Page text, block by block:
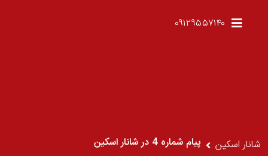
۰۹۱۲۹۵۵۷۱۴۰
شانار اسکین پیام شماره 4 در شانار اسکین